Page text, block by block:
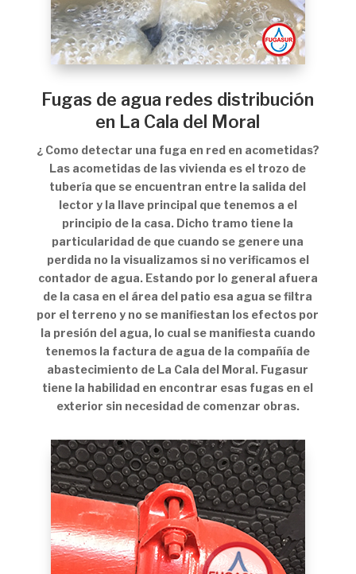
Fugas de agua redes distribución
en La Cala del Moral
¿ Como detectar una fuga en red en acometidas?
Las acometidas de las vivienda es el trozo de
tubería que se encuentran entre la salida del
lector y la llave principal que tenemos a el
principio de la casa. Dicho tramo tiene la
particularidad de que cuando se genere una
perdida no la visualizamos si no verificamos el
contador de agua. Estando por lo general afuera
de la casa en el área del patio esa agua se filtra
por el terreno y no se manifiestan los efectos por
la presión del agua, lo cual se manifiesta cuando
tenemos la factura de agua de la compañía de
abastecimiento de La Cala del Moral. Fugasur
tiene la habilidad en encontrar esas fugas en el
exterior sin necesidad de comenzar obras.